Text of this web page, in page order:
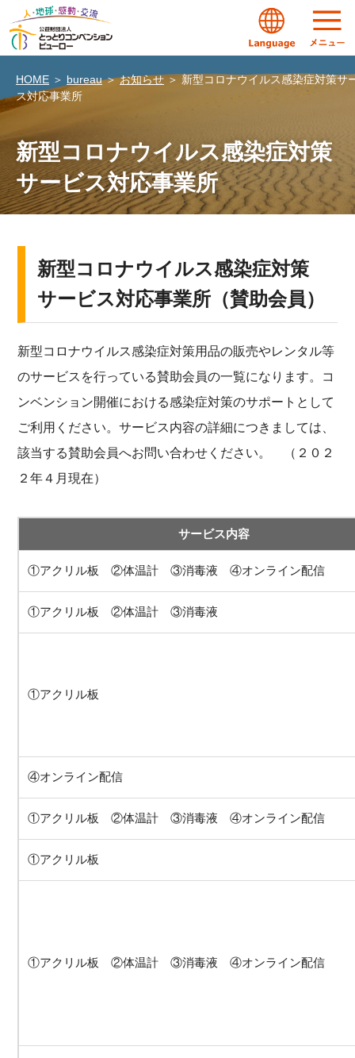
HOME ＞ bureau＞お知らせ＞ 新型コロナウイルス感染症対策サ
ス対応事業所
新型コロナウイルス感染症対策
サービス対応事業所
新型コロナウイルス感染症対策
サービス対応事業所（賛助会員）
新型コロナウイルス感染症対策用品の販売やレンタル等
のサービスを行っている賛助会員の一覧になります。コ
ンベンション開催における感染症対策のサポートとして
ご利用ください。サービス内容の詳細につきましては、
該当する賛助会員へお問い合わせください。 （２０２
２年４月現在）
サービス内容
①アクリル板 ②体温計 ③消毒液 ④オンライン配信
①アクリル板 ②体温計 ③消毒液
①アクリル板
④オンライン配信
①アクリル板 ②体温計 ③消毒液 ④オンライン配信
①アクリル板
①アクリル板 ②体温計 ③消毒液 ④オンライン配信